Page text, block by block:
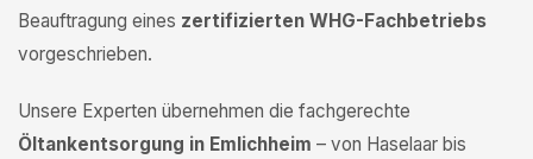
Beauftragung eines zertifizierten WHG-Fachbetriebs
vorgeschrieben.
Unsere Experten übernehmen die fachgerechte
Öltankentsorgung in Emlichheim – von Haselaar bis